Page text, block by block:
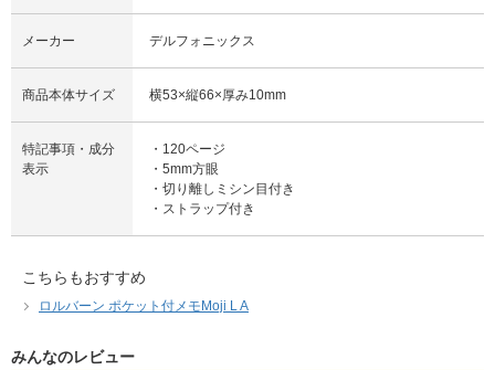
メーカー デルフォニックス
商品本体サイズ 横53×縦66×厚み10mm
特記事項・成分
表示
・120ページ
・5mm方眼
・切り離しミシン目付き
・ストラップ付き
こちらもおすすめ
ロルバーン ポケット付メモMoji L A
みんなのレビュー